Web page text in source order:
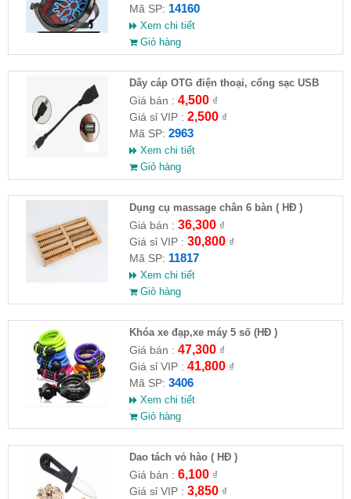
Mã SP: 14160
Xem chi tiết
Giỏ hàng
Dây cáp OTG điện thoại, cổng sạc USB
Giá bán : 4,500₫
Giá sỉ VIP : 2,500₫
Mã SP: 2963
Xem chi tiết
Giỏ hàng
Dụng cụ massage chân 6 bàn ( HĐ )
Giá bán : 36,300₫
Giá sỉ VIP : 30,800₫
Mã SP: 11817
Xem chi tiết
Giỏ hàng
Khóa xe đạp,xe máy 5 số (HĐ )
Giá bán : 47,300₫
Giá sỉ VIP : 41,800₫
Mã SP: 3406
Xem chi tiết
Giỏ hàng
Dao tách vỏ hào ( HĐ )
Giá bán : 6,100₫
Giá sỉ VIP : 3,850₫